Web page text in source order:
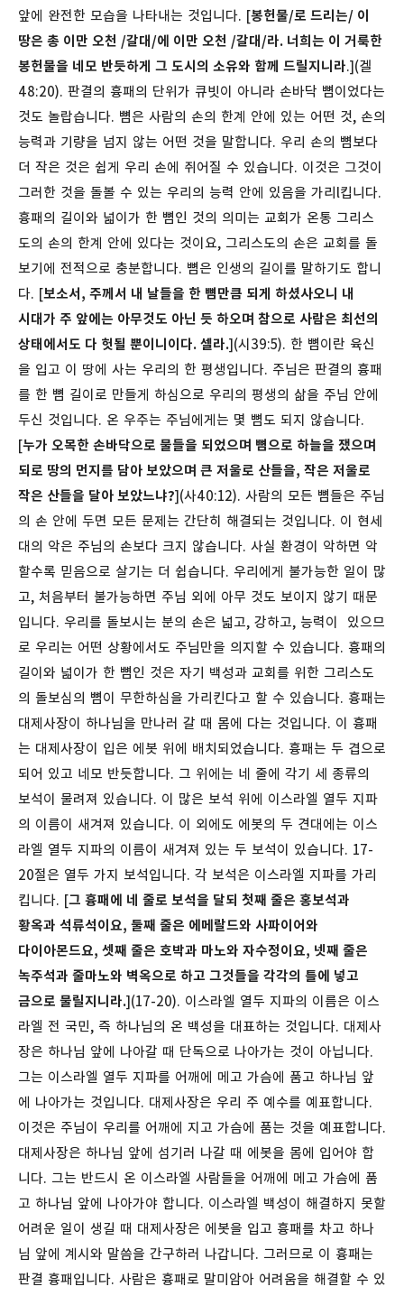
앞에 완전한 모습을 나타내는 것입니다. [봉헌물/로 드리는/ 이
땅은 총 이만 오천 /갈대/에 이만 오천 /갈대/라. 너희는 이 거룩한
봉헌물을 네모 반듯하게 그 도시의 소유와 함께 드릴지니라.](겔
48:20). 판결의 흉패의 단위가 큐빗이 아니라 손바닥 뼘이었다는
것도 놀랍습니다. 뼘은 사람의 손의 한계 안에 있는 어떤 것, 손의
능력과 기량을 넘지 않는 어떤 것을 말합니다. 우리 손의 뼘보다
더 작은 것은 쉽게 우리 손에 쥐어질 수 있습니다. 이것은 그것이
그러한 것을 돌볼 수 있는 우리의 능력 안에 있음을 가리l킵니다.
흉패의 길이와 넓이가 한 뼘인 것의 의미는 교회가 온통 그리스
도의 손의 한계 안에 있다는 것이요, 그리스도의 손은 교회를 돌
보기에 전적으로 충분합니다. 뼘은 인생의 길이를 말하기도 합니
다. [보소서, 주께서 내 날들을 한 뼘만큼 되게 하셨사오니 내
시대가 주 앞에는 아무것도 아닌 듯 하오며 참으로 사람은 최선의
상태에서도 다 헛될 뿐이니이다. 셀라.](시39:5). 한 뼘이란 육신
을 입고 이 땅에 사는 우리의 한 평생입니다. 주님은 판결의 흉패
를 한 뼘 길이로 만들게 하심으로 우리의 평생의 삶을 주님 안에
두신 것입니다. 온 우주는 주님에게는 몇 뼘도 되지 않습니다.
[누가 오목한 손바닥으로 물들을 되었으며 뼘으로 하늘을 쟀으며
되로 땅의 먼지를 담아 보았으며 큰 저울로 산들을, 작은 저울로
작은 산들을 달아 보았느냐?](사40:12). 사람의 모든 뼘들은 주님
의 손 안에 두면 모든 문제는 간단히 해결되는 것입니다. 이 현세
대의 악은 주님의 손보다 크지 않습니다. 사실 환경이 악하면 악
할수록 믿음으로 살기는 더 쉽습니다. 우리에게 불가능한 일이 많
고, 처음부터 불가능하면 주님 외에 아무 것도 보이지 않기 때문
입니다. 우리를 돌보시는 분의 손은 넓고, 강하고, 능력이 있으므
로 우리는 어떤 상황에서도 주님만을 의지할 수 있습니다. 흉패의
길이와 넓이가 한 뼘인 것은 자기 백성과 교회를 위한 그리스도
의 돌보심의 뼘이 무한하심을 가리킨다고 할 수 있습니다. 흉패는
대제사장이 하나님을 만나러 갈 때 몸에 다는 것입니다. 이 흉패
는 대제사장이 입은 에봇 위에 배치되었습니다. 흉패는 두 겹으로
되어 있고 네모 반듯합니다. 그 위에는 네 줄에 각기 세 종류의
보석이 물려져 있습니다. 이 많은 보석 위에 이스라엘 열두 지파
의 이름이 새겨져 있습니다. 이 외에도 에봇의 두 견대에는 이스
라엘 열두 지파의 이름이 새겨져 있는 두 보석이 있습니다. 17-
20절은 열두 가지 보석입니다. 각 보석은 이스라엘 지파를 가리
킵니다. [그 흉패에 네 줄로 보석을 달되 첫째 줄은 홍보석과
황옥과 석류석이요, 둘째 줄은 에메랄드와 사파이어와
다이아몬드요, 셋째 줄은 호박과 마노와 자수정이요, 넷째 줄은
녹주석과 줄마노와 벽옥으로 하고 그것들을 각각의 틀에 넣고
금으로 물릴지니라.](17-20). 이스라엘 열두 지파의 이름은 이스
라엘 전 국민, 즉 하나님의 온 백성을 대표하는 것입니다. 대제사
장은 하나님 앞에 나아갈 때 단독으로 나아가는 것이 아닙니다.
그는 이스라엘 열두 지파를 어깨에 메고 가슴에 품고 하나님 앞
에 나아가는 것입니다. 대제사장은 우리 주 예수를 예표합니다.
이것은 주님이 우리를 어깨에 지고 가슴에 품는 것을 예표합니다.
대제사장은 하나님 앞에 섬기러 나갈 때 에봇을 몸에 입어야 합
니다. 그는 반드시 온 이스라엘 사람들을 어깨에 메고 가슴에 품
고 하나님 앞에 나아가야 합니다. 이스라엘 백성이 해결하지 못할
어려운 일이 생길 때 대제사장은 에봇을 입고 흉패를 차고 하나
님 앞에 계시와 말씀을 간구하러 나갑니다. 그러므로 이 흉패는
판결 흉패입니다. 사람은 흉패로 말미암아 어려움을 해결할 수 있